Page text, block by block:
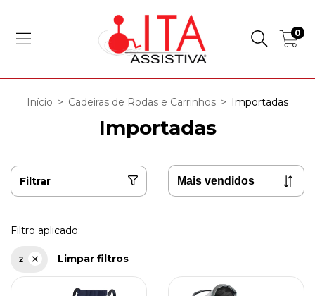
0
Início > Cadeiras de Rodas e Carrinhos > Importadas
Importadas
Filtrar
Filtro aplicado:
2 Limpar filtros